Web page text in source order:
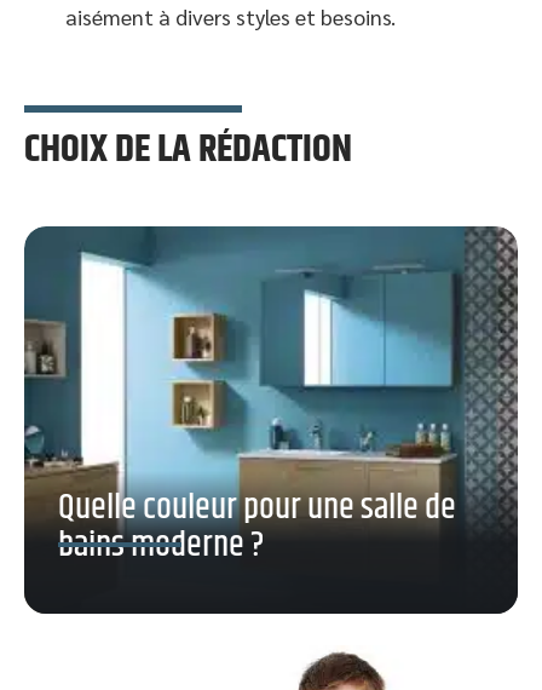
aisément à divers styles et besoins.
CHOIX DE LA RÉDACTION
Quelle couleur pour une salle de
bains moderne ?